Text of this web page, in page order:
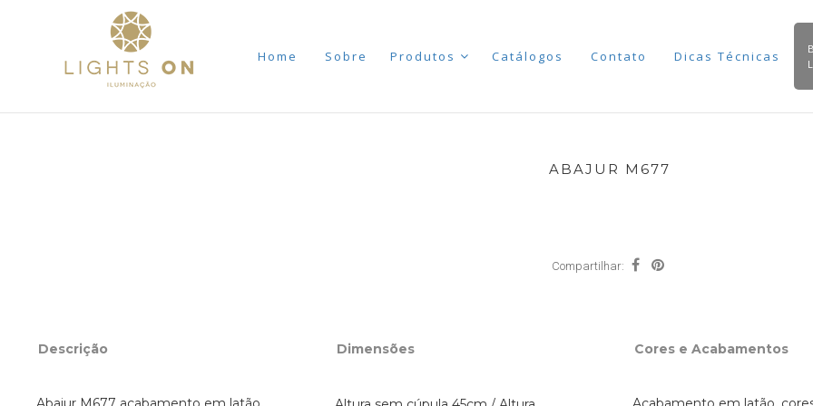
Home Sobre Produtos Catálogos Contato Dicas Técnicas
ABAJUR M677
Compartilhar:
Descrição Dimensões Cores e Acabamentos